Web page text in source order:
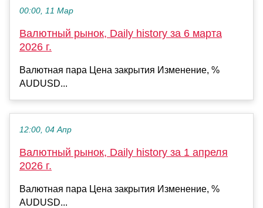
00:00, 11 Мар
Валютный рынок, Daily history за 6 марта
2026 г.
Валютная пара Цена закрытия Изменение, %
AUDUSD...
12:00, 04 Апр
Валютный рынок, Daily history за 1 апреля
2026 г.
Валютная пара Цена закрытия Изменение, %
AUDUSD...